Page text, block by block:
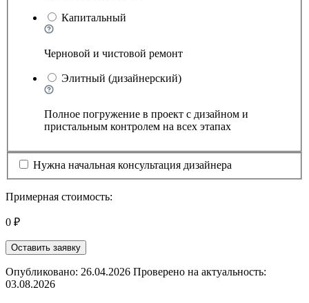
Капитальный
Черновой и чистовой ремонт
Элитный (дизайнерский)
Полное погружение в проект с дизайном и
пристальным контролем на всех этапах
Нужна начальная консультация дизайнера
Примерная стоимость:
0 ₽
Оставить заявку
Опубликовано: 26.04.2026 Проверено на актуальность:
03.08.2026